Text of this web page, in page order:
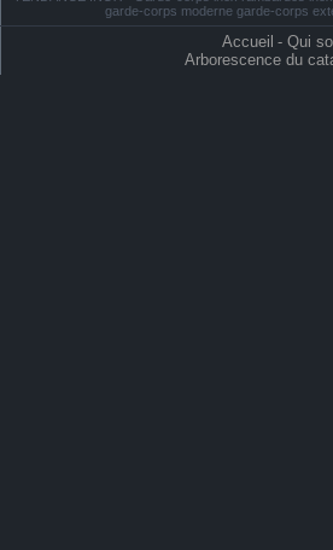
garde-corps moderne garde-corps
Accueil - Qui
Arborescence du